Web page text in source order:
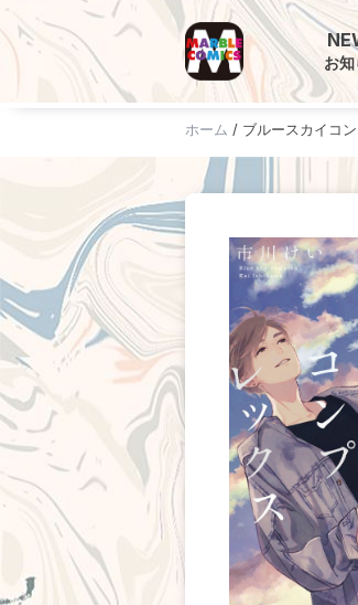
ホーム
タイトル一
販売サイト
電子版
書籍版
グッズ
ご意見・ご
お問い合わせ
持ち込み・作
作家さんへの
ドラマCD
お
ホーム / ブルースカイコ